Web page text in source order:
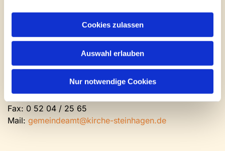
Cookies zulassen
Auswahl erlauben
Nur notwendige Cookies
Kontakt und Öffnungszeiten
Gemeinde- und Friedhofsamt
Montag: geschlossen
Nachmittags nach Vereinbarung
Tel:0 52 04 / 36 28
Fax: 0 52 04 / 25 65
Mail: gemeindeamt@kirche-steinhagen.de